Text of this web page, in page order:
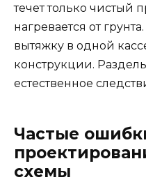
течет только чистый
нагревается от
вытяжку в одной
конструкции.
естественное
Частые
схемы